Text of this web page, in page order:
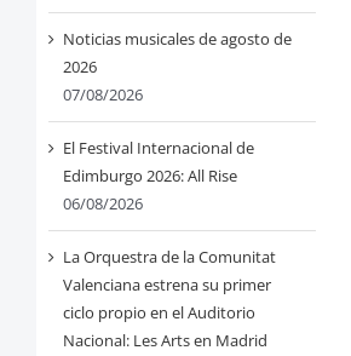
Noticias musicales de agosto de
2026
07/08/2026
El Festival Internacional de
Edimburgo 2026: All Rise
06/08/2026
La Orquestra de la Comunitat
Valenciana estrena su primer
ciclo propio en el Auditorio
Nacional: Les Arts en Madrid